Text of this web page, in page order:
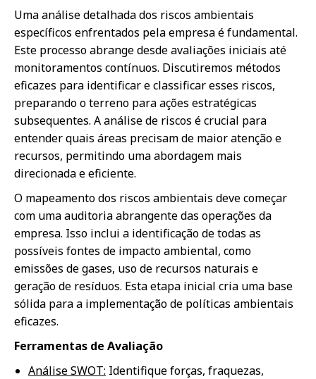
Uma análise detalhada dos riscos ambientais
específicos enfrentados pela empresa é fundamental.
Este processo abrange desde avaliações iniciais até
monitoramentos contínuos. Discutiremos métodos
eficazes para identificar e classificar esses riscos,
preparando o terreno para ações estratégicas
subsequentes. A análise de riscos é crucial para
entender quais áreas precisam de maior atenção e
recursos, permitindo uma abordagem mais
direcionada e eficiente.
O mapeamento dos riscos ambientais deve começar
com uma auditoria abrangente das operações da
empresa. Isso inclui a identificação de todas as
possíveis fontes de impacto ambiental, como
emissões de gases, uso de recursos naturais e
geração de resíduos. Esta etapa inicial cria uma base
sólida para a implementação de políticas ambientais
eficazes.
Ferramentas de Avaliação
Análise SWOT: Identifique forças, fraquezas,